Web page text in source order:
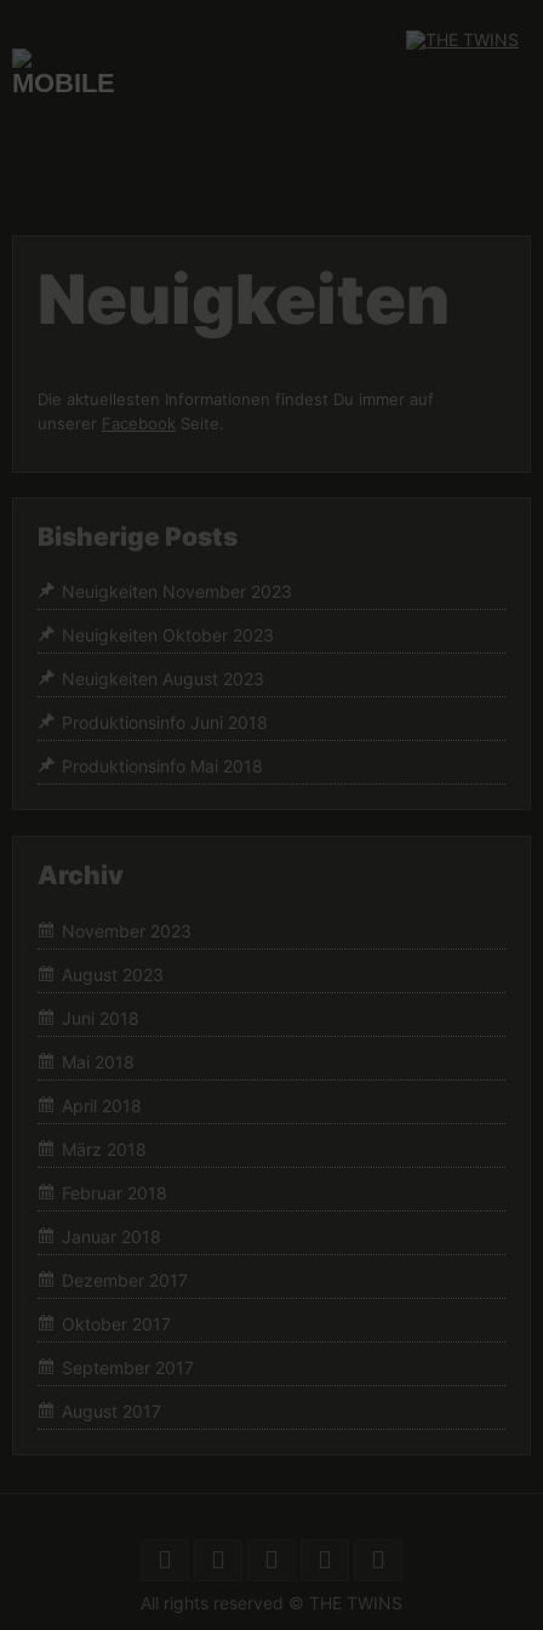
content
Neuigkeiten
Die aktuellesten Informationen findest Du immer auf
unserer Facebook Seite.
Bisherige Posts
Neuigkeiten November 2023
Neuigkeiten Oktober 2023
Neuigkeiten August 2023
Produktionsinfo Juni 2018
Produktionsinfo Mai 2018
Archiv
November 2023
August 2023
Juni 2018
Mai 2018
April 2018
März 2018
Februar 2018
Januar 2018
Dezember 2017
Oktober 2017
September 2017
August 2017
All rights reserved © THE TWINS